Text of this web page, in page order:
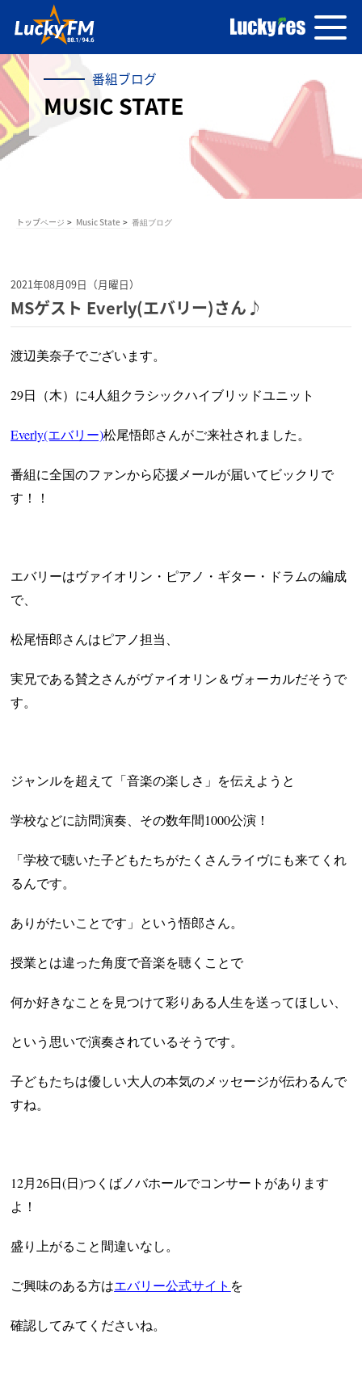
番組ブログ
MUSIC STATE
トップページ Music State 番組ブログ
2021年08月09日（月曜日）
MSゲスト Everly(エバリー)さん♪
渡辺美奈子でございます。
29日（木）に4人組クラシックハイブリッドユニット
Everly(エバリー)松尾悟郎さんがご来社されました。
番組に全国のファンから応援メールが届いてビックリで
す！！
エバリーはヴァイオリン・ピアノ・ギター・ドラムの編成
で、
松尾悟郎さんはピアノ担当、
実兄である賛之さんがヴァイオリン＆ヴォーカルだそうで
す。
ジャンルを超えて「音楽の楽しさ」を伝えようと
学校などに訪問演奏、 その数年間1000公演！
「学校で聴いた子どもたちがたくさんライヴにも来てくれ
るんです。
ありがたいことです」 という悟郎さん。
授業とは違った角度で音楽を聴くことで
何か好きなことを見つけて彩りある人生を送ってほしい、
という思いで演奏されているそうです。
子どもたちは優しい大人の本気のメッセージが伝わるんで
すね。
12月26日(日)つくばノバホールでコンサートがあります
よ！
盛り上がること間違いなし。
ご興味のある方はエバリー公式サイト を
確認してみてくださいね。